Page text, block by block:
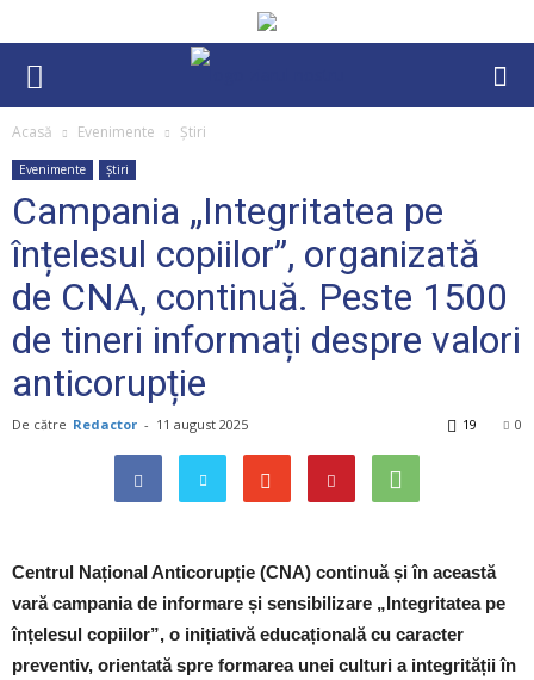
Acasă Evenimente Știri
Evenimente Știri
Campania „Integritatea pe
înțelesul copiilor”, organizată
de CNA, continuă. Peste 1500
de tineri informați despre valori
anticorupție
De către Redactor - 11 august 2025 0
19
Centrul Național Anticorupție (CNA) continuă și în această
vară campania de informare și sensibilizare „Integritatea pe
înțelesul copiilor”, o inițiativă educațională cu caracter
preventiv, orientată spre formarea unei culturi a integrității în